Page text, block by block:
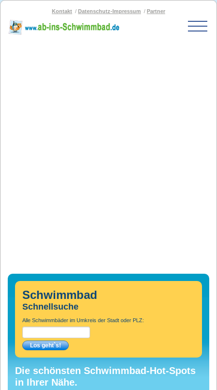
Kontakt Datenschutz-Impressum Partner
Schwimmbad
Schnellsuche
Alle Schwimmbäder im Umkreis der Stadt oder PLZ:
Die schönsten Schwimmbad-Hot-Spots
in Ihrer Nähe.